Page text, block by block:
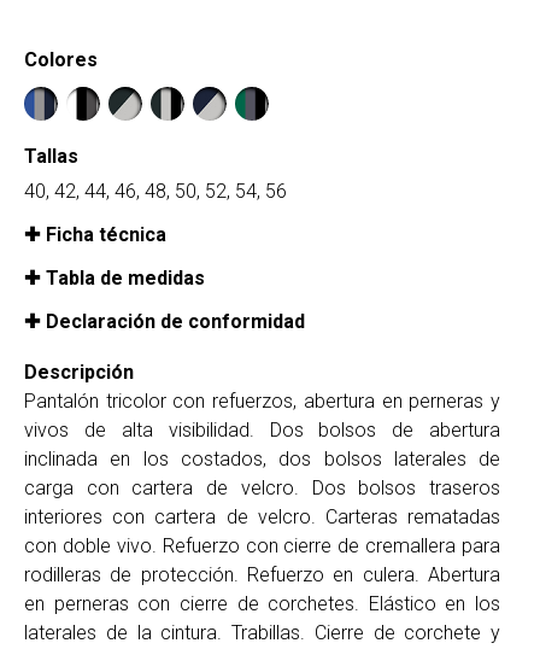
Colores
Tallas
40, 42, 44, 46, 48, 50, 52, 54, 56
Ficha técnica
Tabla de medidas
Declaración de conformidad
Descripción
Pantalón tricolor con refuerzos, abertura en perneras y
vivos de alta visibilidad. Dos bolsos de abertura
inclinada en los costados, dos bolsos laterales de
carga con cartera de velcro. Dos bolsos traseros
interiores con cartera de velcro. Carteras rematadas
con doble vivo. Refuerzo con cierre de cremallera para
rodilleras de protección. Refuerzo en culera. Abertura
en perneras con cierre de corchetes. Elástico en los
laterales de la cintura. Trabillas. Cierre de corchete y